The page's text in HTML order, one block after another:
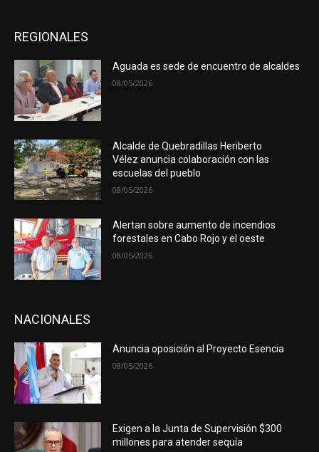
REGIONALES
Aguada es sede de encuentro de alcaldes
08/05/2026
Alcalde de Quebradillas Heriberto
Vélez anuncia colaboración con las
escuelas del pueblo
08/05/2026
Alertan sobre aumento de incendios
forestales en Cabo Rojo y el oeste
08/05/2026
NACIONALES
Anuncia oposición al Proyecto Esencia
08/05/2026
Exigen a la Junta de Supervisión $300
millones para atender sequía